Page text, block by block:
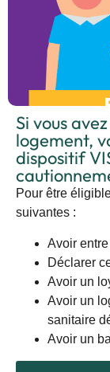
Si vous
logement,
dispositif
Pour être
suivantes :
Avoir
Déclarer
Avoir un
Avoir un
sanitaire
Avoir un